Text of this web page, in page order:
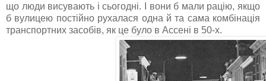
що люди висувають і сьогодні. І вони б мали рацію, якщо
б вулицею постійно рухалася одна й та сама комбінація
транспортних засобів, як це було в Ассені в 50-х.